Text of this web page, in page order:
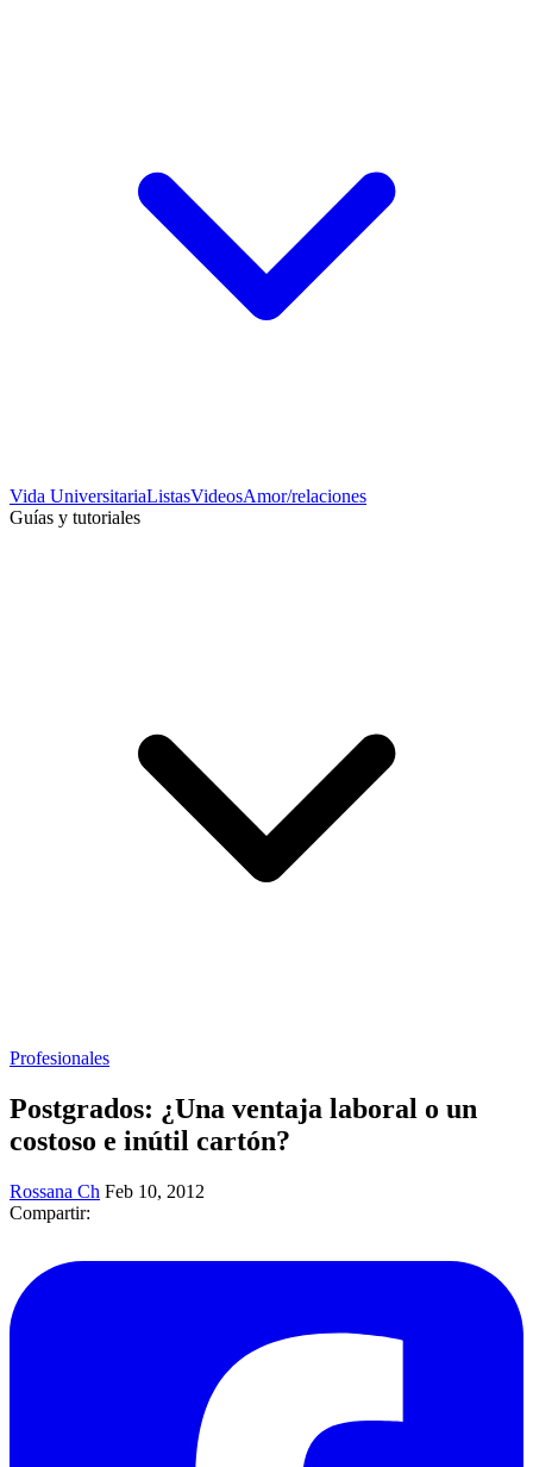
Vida UniversitariaListasVideosAmor/relaciones
Guías y tutoriales
Profesionales
Postgrados: ¿Una ventaja laboral o un
costoso e inútil cartón?
Rossana Ch Feb 10, 2012
Compartir: